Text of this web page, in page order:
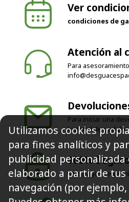
Ver
condiciones de
Atención al
Para
Para iniciar una
historial de
100%
Solo pagos seguros
Utilizamos cookies
para fines analíticos y
publicidad
elaborado a partir de
navegación (por